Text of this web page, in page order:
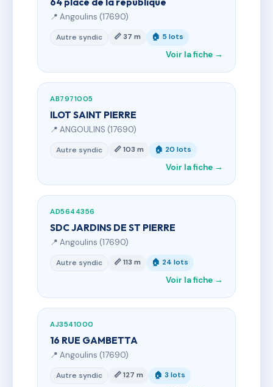
📍 Angoulins (17690)
Autre syndic 📏 37 m 🏠 5 lots
Voir la fiche →
AB7971005
ILOT SAINT PIERRE
📍 ANGOULINS (17690)
Autre syndic 📏 103 m 🏠 20 lots
Voir la fiche →
AD5644356
SDC JARDINS DE ST PIERRE
📍 Angoulins (17690)
Autre syndic 📏 113 m 🏠 24 lots
Voir la fiche →
AJ3541000
16 RUE GAMBETTA
📍 Angoulins (17690)
Autre syndic 📏 127 m 🏠 3 lots